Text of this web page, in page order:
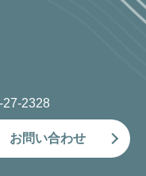
2328
お問い合わせ